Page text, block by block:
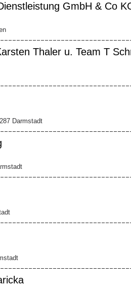
GmbH & Co
Thaler u. Team T
Darmstadt